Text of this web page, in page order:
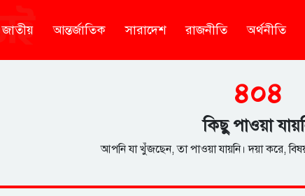
জাতীয় আন্তর্জাতিক সারাদেশ রাজনীতি অর্থনীতি
৪০৪
কিছু পাওয়া
আপনি যা খুঁজছেন, তা পাওয়া যায়নি। দয়া করে,